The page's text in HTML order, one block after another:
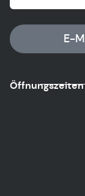
E-
Öffnungszeiten